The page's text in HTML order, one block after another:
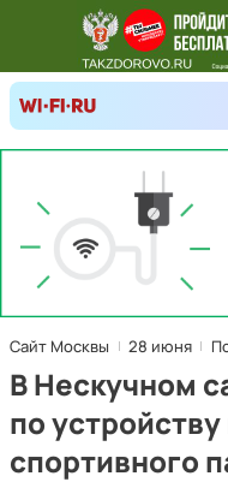
Сайт Москвы 28 июня
В Нескучном
по
спортивного